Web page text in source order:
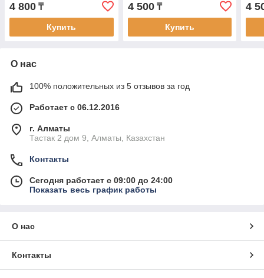
4 800 ₸
Купить
4 500₸
Купить
4
О нас
100% положительных из 5 отзывов за год
Работает с 06.12.2016
г. Алматы
Тастак 2 дом 9, Алматы, Казахстан
Контакты
Сегодня работает с 09:00 до 24:00
Показать весь график работы
О нас
Контакты